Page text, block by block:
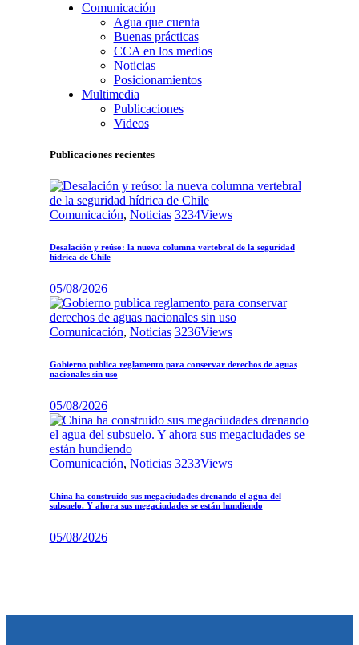
Comunicación
Agua que cuenta
Buenas prácticas
CCA en los medios
Noticias
Posicionamientos
Multimedia
Publicaciones
Videos
Publicaciones recientes
Comunicación, Noticias 3234Views
Desalación y reúso: la nueva columna vertebral de la seguridad
hídrica de Chile
05/08/2026
Comunicación, Noticias 3236Views
Gobierno publica reglamento para conservar derechos de aguas
nacionales sin uso
05/08/2026
Comunicación, Noticias 3233Views
China ha construido sus megaciudades drenando el agua del
subsuelo. Y ahora sus megaciudades se están hundiendo
05/08/2026